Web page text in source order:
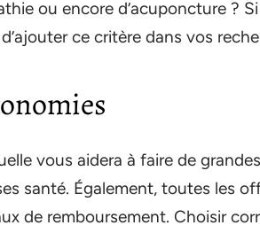
ou encore d’acuponcture ?
ce critère dans vos
vous aidera à faire de
santé. Également, toutes les
de remboursement. Choisir